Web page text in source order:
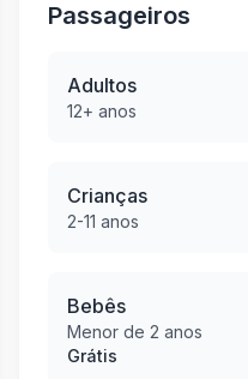
Passageiros
Adultos
12+ anos
Crianças
2-11 anos
Bebês
Menor de 2 anos
Grátis